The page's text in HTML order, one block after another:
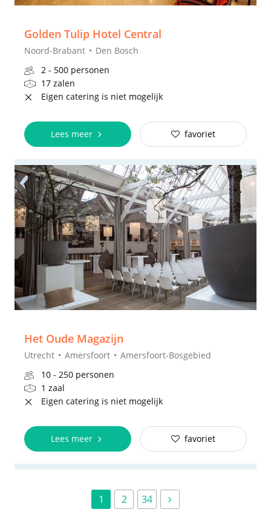
Golden Tulip Hotel Central
Noord-Brabant
Den Bosch
2 - 500 personen
17 zalen
Eigen catering is niet mogelijk
Lees meer favoriet
Het Oude Magazijn
Utrecht Amersfoort
Amersfoort-Bosgebied
10 - 250 personen
1 zaal
Eigen catering is niet mogelijk
Lees meer favoriet
1 2 34